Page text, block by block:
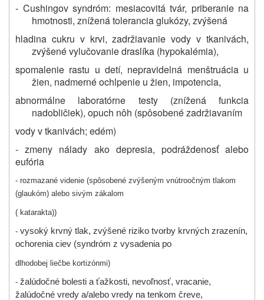
- Cushingov syndróm: mesiacovitá tvár, priberanie na
hmotnosti, znížená tolerancia glukózy, zvýšená
hladina cukru v krvi, zadržiavanie vody v tkanivách,
zvýšené vylučovanie draslíka (hypokalémia),
spomalenie rastu u detí, nepravidelná menštruácia u
žien, nadmerné ochlpenie u žien, impotencia,
abnormálne laboratórne testy (znížená funkcia
nadobličiek), opuch nôh (spôsobené zadržiavaním
vody v tkanivách; edém)
-zmeny nálady ako depresia, podráždenosť alebo
eufória
- rozmazané videnie (spôsobené zvýšeným vnútroočným tlakom
(glaukóm) alebo sivým zákalom
( katarakta))
- vysoký krvný tlak, zvýšené riziko tvorby krvných zrazenín,
ochorenia ciev (syndróm z vysadenia po
dlhodobej liečbe kortizónmi)
- žalúdočné bolesti a ťažkosti, nevoľnosť, vracanie,
žalúdočné vredy a/alebo vredy na tenkom čreve,